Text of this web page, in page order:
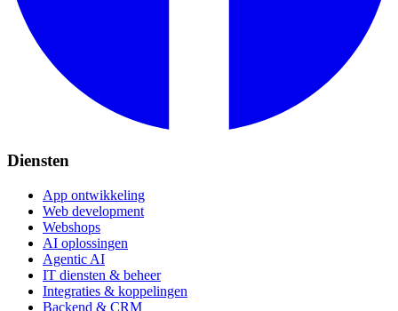
Diensten
App ontwikkeling
Web development
Webshops
AI oplossingen
Agentic AI
IT diensten & beheer
Integraties & koppelingen
Backend & CRM